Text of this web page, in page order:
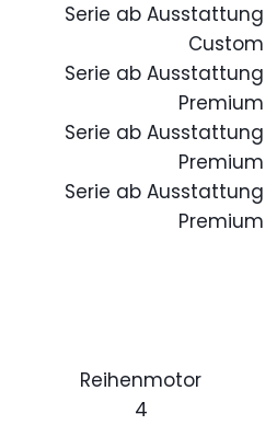
Serie ab Ausstattung
Custom
Serie ab Ausstattung
Premium
Serie ab Ausstattung
Premium
Serie ab Ausstattung
Premium
Reihenmotor
4